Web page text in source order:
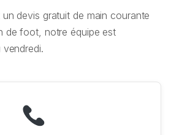
devis gratuit de main courante
de foot, notre équipe est
vendredi.